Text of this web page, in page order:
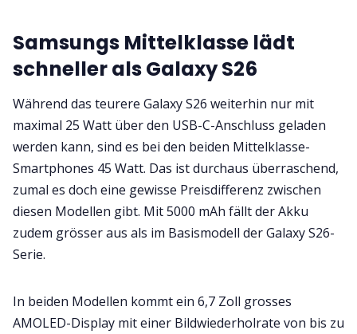
Samsungs Mittelklasse lädt
schneller als Galaxy S26
Während das teurere Galaxy S26 weiterhin nur mit
maximal 25 Watt über den USB-C-Anschluss geladen
werden kann, sind es bei den beiden Mittelklasse-
Smartphones 45 Watt. Das ist durchaus überraschend,
zumal es doch eine gewisse Preisdifferenz zwischen
diesen Modellen gibt. Mit 5000 mAh fällt der Akku
zudem grösser aus als im Basismodell der Galaxy S26-
Serie.
In beiden Modellen kommt ein 6,7 Zoll grosses
AMOLED-Display mit einer Bildwiederholrate von bis zu